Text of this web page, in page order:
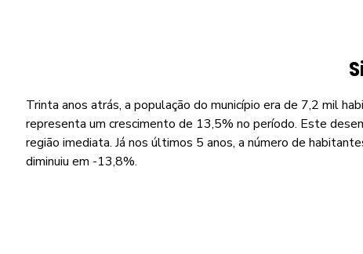
Trinta anos atrás, a população do município era de 7,2 mil
representa um crescimento de 13,5% no período. Este
região imediata. Já nos últimos 5 anos, a número de
diminuiu em -13,8%.